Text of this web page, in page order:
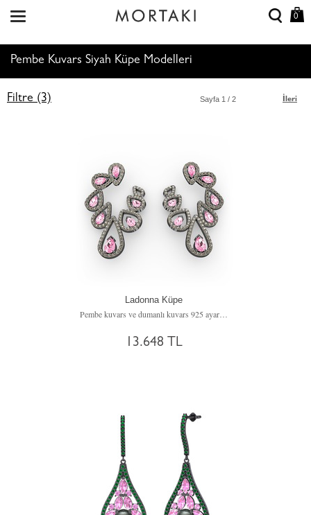
0
Pembe Kuvars Siyah Küpe Modelleri
Filtre (3) İleri
Sayfa 1 / 2
Ladonna Küpe
Pembe kuvars ve dumanlı kuvars 925 ayar siyah rodyum kaplama gümüş küpe
13.648 TL